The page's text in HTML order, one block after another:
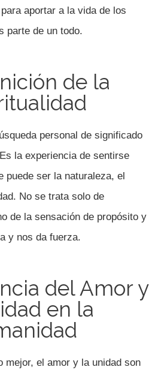
aportar a la vida de los
parte de un todo.
de la
personal de significado
la experiencia de sentirse
puede ser la naturaleza, el
No se trata solo de
de la sensación de propósito y
y nos da fuerza.
del Amor y
en la
mejor, el amor y la unidad son